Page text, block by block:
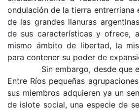
ondu­lación de la tierra entrerriana
de las grandes llanuras
de sus características y ofrece,
mismo ámbito de libertad, la
para contener su poder de
Sin embargo, desde que
Entre Ríos pequeñas
sus miembros adquieren ya un
de islote social, una especie de